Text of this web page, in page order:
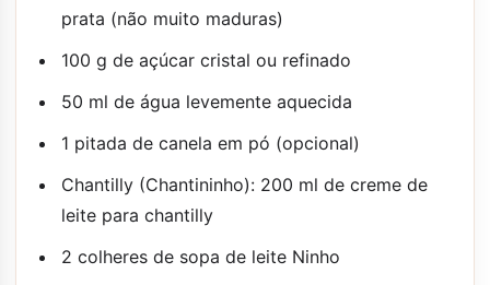
prata (não muito maduras)
100 g de açúcar cristal ou refinado
50 ml de água levemente aquecida
1 pitada de canela em pó (opcional)
Chantilly (Chantininho): 200 ml de creme de
leite para chantilly
2 colheres de sopa de leite Ninho